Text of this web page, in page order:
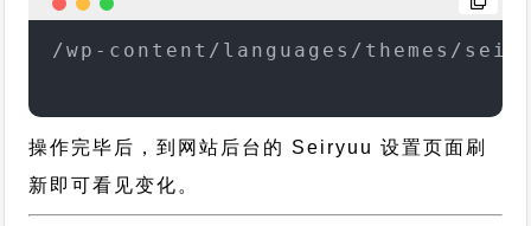
/wp-content/languages/themes/
操作完毕后，到网站后台的 Seiryuu 设置页面刷
新即可看见变化。